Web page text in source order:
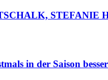
STEFANIE
in der Saison